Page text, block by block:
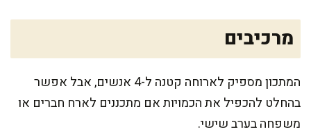
מרכיבים
המתכון מספיק לארוחה קטנה ל-4 אנשים, אבל אפשר
בהחלט להכפיל את הכמויות אם מתכננים לארח חברים או
משפחה בערב שישי.